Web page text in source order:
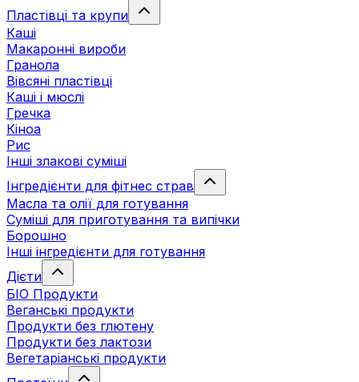
Пластівці та крупи
Каші
Макаронні вироби
Гранола
Вівсяні пластівці
Каші і мюслі
Гречка
Кіноа
Рис
Інші злакові суміші
Інгредієнти для фітнес страв
Масла та олії для готування
Суміші для приготування та випічки
Борошно
Інші інгредієнти для готування
Дієти
БІО Продукти
Веганські продукти
Продукти без глютену
Продукти без лактози
Вегетаріанські продукти